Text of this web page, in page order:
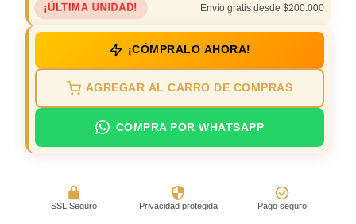
¡ÚLTIMA UNIDAD! Envío gratis desde $200.000
¡CÓMPRALO AHORA!
AGREGAR AL CARRO DE COMPRAS
COMPRA POR WHATSAPP
SSL Seguro Privacidad protegida Pago seguro